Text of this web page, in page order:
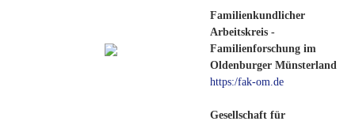
Familienkundlicher
Arbeitskreis -
Familienforschung im
Oldenburger Münsterland
https:/fak-om.de
Gesellschaft für